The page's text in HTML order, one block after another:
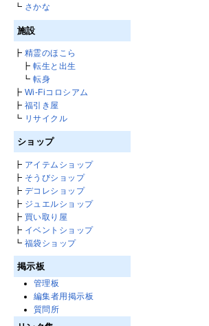
┗ さかな
施設
┣ 精霊のほこら
┣転生と出生
┗転身
┣ Wi-Fiコロシアム
┣ 福引き屋
┗ リサイクル
ショップ
┣ アイテムショップ
┣ そうびショップ
┣ デコレショップ
┣ ジュエルショップ
┣ 買い取り屋
┣ イベントショップ
┗ 福袋ショップ
掲示板
管理板
編集者用掲示板
質問所